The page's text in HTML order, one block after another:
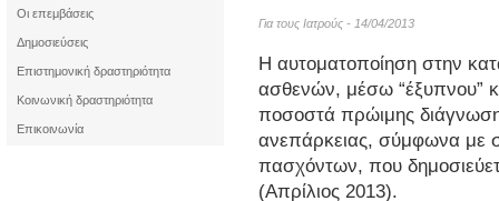
Οι επεμβάσεις
Δημοσιεύσεις
Επιστημονική δραστηριότητα
Κοινωνική δραστηριότητα
Επικοινωνία
Για τους Ιατρούς - 14/04/2013
Η αυτοματοποίηση στην
ασθενών, μέσω “έξυπνου”
ποσοστά πρώιμης
ανεπάρκειας, σύμφωνα με
πασχόντων, που
(Απρίλιος 2013).